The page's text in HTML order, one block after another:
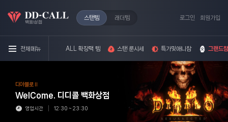
스탠템 래더템 로그인 회원가입
전체메뉴 ALL 확장팩 템 스탠 룬시세 특가밎애니참 그랜드
디아블로 II
WelCome. 디디콜 백화상점
영업시간 12:30 ~ 23:30
♥주문방법♥ 2024.09.18